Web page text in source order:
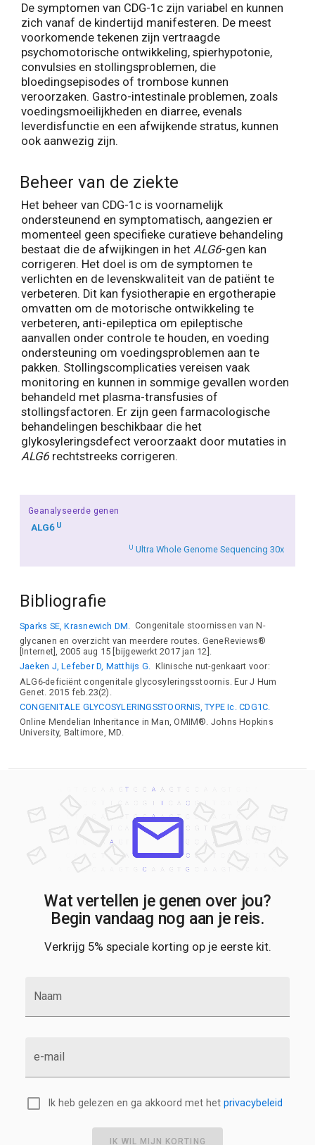
De symptomen van CDG-1c zijn variabel en kunnen
zich vanaf de kindertijd manifesteren. De meest
voorkomende tekenen zijn vertraagde
psychomotorische ontwikkeling, spierhypotonie,
convulsies en stollingsproblemen, die
bloedingsepisodes of trombose kunnen
veroorzaken. Gastro-intestinale problemen, zoals
voedingsmoeilijkheden en diarree, evenals
leverdisfunctie en een afwijkende stratus, kunnen
ook aanwezig zijn.
Beheer van de ziekte
Het beheer van CDG-1c is voornamelijk
ondersteunend en symptomatisch, aangezien er
momenteel geen specifieke curatieve behandeling
bestaat die de afwijkingen in het ALG6-gen kan
corrigeren. Het doel is om de symptomen te
verlichten en de levenskwaliteit van de patiënt te
verbeteren. Dit kan fysiotherapie en ergotherapie
omvatten om de motorische ontwikkeling te
verbeteren, anti-epileptica om epileptische
aanvallen onder controle te houden, en voeding
ondersteuning om voedingsproblemen aan te
pakken. Stollingscomplicaties vereisen vaak
monitoring en kunnen in sommige gevallen worden
behandeld met plasma-transfusies of
stollingsfactoren. Er zijn geen farmacologische
behandelingen beschikbaar die het
glykosyleringsdefect veroorzaakt door mutaties in
ALG6 rechtstreeks corrigeren.
Geanalyseerde genen
ALG6 U
U Ultra Whole Genome Sequencing 30x
Bibliografie
Sparks SE, Krasnewich DM.
Congenitale stoornissen van N-
glycanen en overzicht van meerdere routes. GeneReviews®
[Internet], 2005 aug 15 [bijgewerkt 2017 jan 12].
Jaeken J, Lefeber D, Matthijs G. Klinische nut-genkaart voor:
ALG6-deficiënt congenitale glycosyleringsstoornis. Eur J Hum
Genet. 2015 feb.23(2).
CONGENITALE GLYCOSYLERINGSSTOORNIS, TYPE Ic. CDG1C.
Online Mendelian Inheritance in Man, OMIM®. Johns Hopkins
University, Baltimore, MD.
Wat vertellen je genen over jou?
Begin vandaag nog aan je reis.
Verkrijg 5% speciale korting op je eerste kit.
Naam
e-mail
Ik heb gelezen en ga akkoord met het privacybeleid
IK WIL MIJN KORTING